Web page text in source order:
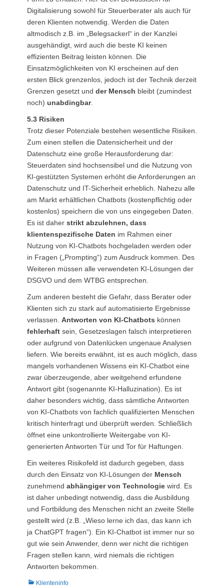
Digitalisierung sowohl für Steuerberater als auch für
deren Klienten notwendig. Werden die Daten
altmodisch z.B. im „Belegsackerl“ in der Kanzlei
ausgehändigt, wird auch die beste KI keinen
effizienten Beitrag leisten können. Die
Einsatzmöglichkeiten von KI erscheinen auf den
ersten Blick grenzenlos, jedoch ist der Technik derzeit
Grenzen gesetzt und der Mensch bleibt (zumindest
noch) unabdingbar.
5.3 Risiken
Trotz dieser Potenziale bestehen wesentliche Risiken.
Zum einen stellen die Datensicherheit und der
Datenschutz eine große Herausforderung dar:
Steuerdaten sind hochsensibel und die Nutzung von
KI-gestützten Systemen erhöht die Anforderungen an
Datenschutz und IT-Sicherheit erheblich. Nahezu alle
am Markt erhältlichen Chatbots (kostenpflichtig oder
kostenlos) speichern die von uns eingegeben Daten.
Es ist daher strikt abzulehnen, dass
klientenspezifische Daten im Rahmen einer
Nutzung von KI-Chatbots hochgeladen werden oder
in Fragen („Prompting“) zum Ausdruck kommen. Des
Weiteren müssen alle verwendeten KI-Lösungen der
DSGVO und dem WTBG entsprechen.
Zum anderen besteht die Gefahr, dass Berater oder
Klienten sich zu stark auf automatisierte Ergebnisse
verlassen. Antworten von KI-Chatbots können
fehlerhaft sein, Gesetzeslagen falsch interpretieren
oder aufgrund von Datenlücken ungenaue Analysen
liefern. Wie bereits erwähnt, ist es auch möglich, dass
mangels vorhandenen Wissens ein KI-Chatbot eine
zwar überzeugende, aber weitgehend erfundene
Antwort gibt (sogenannte KI-Halluzination). Es ist
daher besonders wichtig, dass sämtliche Antworten
von KI-Chatbots von fachlich qualifizierten Menschen
kritisch hinterfragt und überprüft werden. Schließlich
öffnet eine unkontrollierte Weitergabe von KI-
generierten Antworten Tür und Tor für Haftungen.
Ein weiteres Risikofeld ist dadurch gegeben, dass
durch den Einsatz von KI-Lösungen der Mensch
zunehmend abhängiger von Technologie wird. Es
ist daher unbedingt notwendig, dass die Ausbildung
und Fortbildung des Menschen nicht an zweite Stelle
gestellt wird (z.B. „Wieso lerne ich das, das kann ich
ja ChatGPT fragen“). Ein KI-Chatbot ist immer nur so
gut wie sein Anwender, denn wer nicht die richtigen
Fragen stellen kann, wird niemals die richtigen
Antworten bekommen.
Kategorien
Klienteninfo